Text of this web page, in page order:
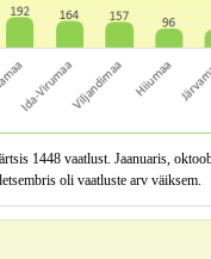
1448 vaatlust. Jaanuaris,
oli vaatluste arv väiksem.